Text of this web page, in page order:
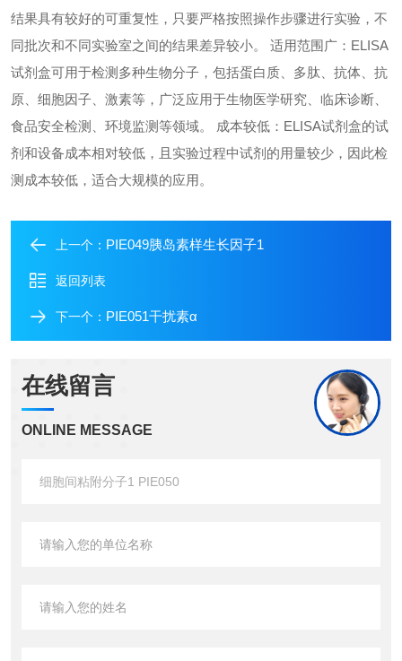
结果具有较好的可重复性，只要严格按照操作步骤进行实验，不
同批次和不同实验室之间的结果差异较小。 适用范围广：ELISA
试剂盒可用于检测多种生物分子，包括蛋白质、多肽、抗体、抗
原、细胞因子、激素等，广泛应用于生物医学研究、临床诊断、
食品安全检测、环境监测等领域。 成本较低：ELISA试剂盒的试
剂和设备成本相对较低，且实验过程中试剂的用量较少，因此检
测成本较低，适合大规模的应用。
上一个： PIE049胰岛素样生长因子1
返回列表
下一个： PIE051干扰素α
在线留言
ONLINE MESSAGE